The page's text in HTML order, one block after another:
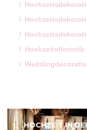
Hochzeitsfloristik
HOCHZEIT IN